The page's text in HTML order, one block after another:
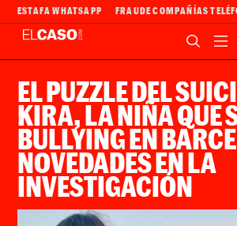
ESTAFA WHATSAPP FRAUDE COMPAÑÍAS
EL PUZZLE DEL
KIRA, LA NIÑA QUE
BULLYING EN
NOVEDADES EN LA
INVESTIGACIÓN